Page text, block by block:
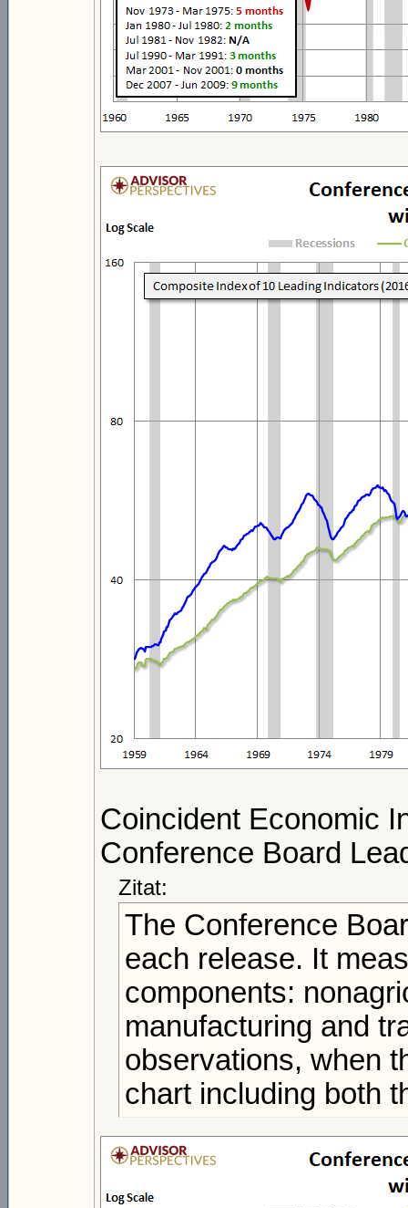
Coincident Economic
Conference Board
Zitat:
The Conference
each release. It
components:
manufacturing and
observations, when
chart including both